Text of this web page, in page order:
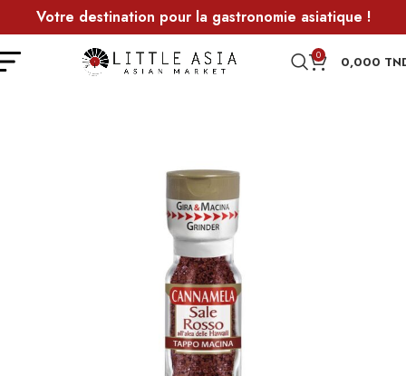
Votre destination pour la gastronomie asiatique !
0 0,000